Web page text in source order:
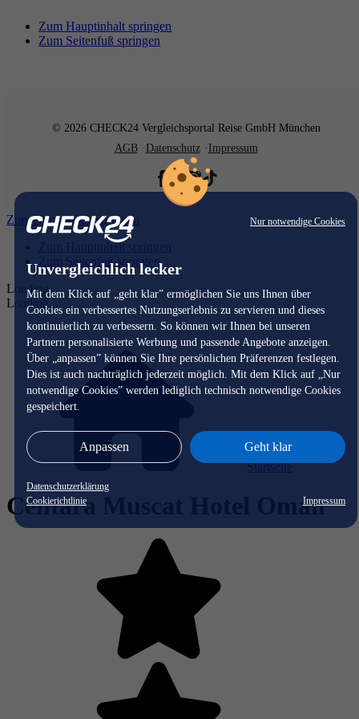
Nur notwendige Cookies
Unvergleichlich lecker
Mit dem Klick auf „geht klar” ermöglichen Sie uns Ihnen über
Cookies ein verbessertes Nutzungserlebnis zu servieren und dieses
kontinuierlich zu verbessern. So können wir Ihnen bei unseren
Partnern personalisierte Werbung und passende Angebote anzeigen.
Über „anpassen” können Sie Ihre persönlichen Präferenzen festlegen.
Dies ist auch nachträglich jederzeit möglich. Mit dem Klick auf „Nur
notwendige Cookies” werden lediglich technisch notwendige Cookies
gespeichert.
Anpassen Geht klar
Datenschutzerklärung
Cookierichtlinie
Impressum
Zum Hauptinhalt springen
Zum Seitenfuß springen
© 2026 CHECK24 Vergleichsportal Reise GmbH München
AGB
Datenschutz Impressum
Zum Hauptinhalt springen
Zum Hauptinhalt springen
Zum Seitenfuß springen
Loading...
Loading...
Startseite
Centara Muscat Hotel Oman